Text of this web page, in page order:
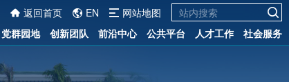
返回首页 EN
网站地图
党群园地 创新团队 前沿中心 公共平台 人才工作 社会服务